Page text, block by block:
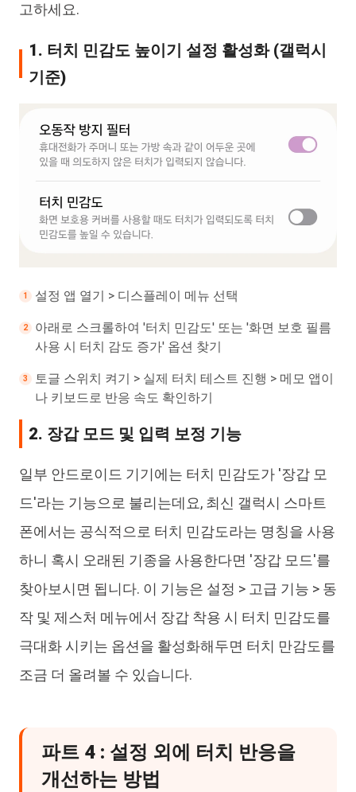
고하세요.
1. 터치 민감도 높이기 설정 활성화 (갤럭시
기준)
설정 앱 열기 > 디스플레이 메뉴 선택
아래로 스크롤하여 '터치 민감도' 또는 '화면 보호 필름
사용 시 터치 감도 증가' 옵션 찾기
토글 스위치 켜기 > 실제 터치 테스트 진행 > 메모 앱이
나 키보드로 반응 속도 확인하기
2. 장갑 모드 및 입력 보정 기능
일부 안드로이드 기기에는 터치 민감도가 '장갑 모
드'라는 기능으로 불리는데요, 최신 갤럭시 스마트
폰에서는 공식적으로 터치 민감도라는 명칭을 사용
하니 혹시 오래된 기종을 사용한다면 '장갑 모드'를
찾아보시면 됩니다. 이 기능은 설정 > 고급 기능 > 동
작 및 제스처 메뉴에서 장갑 착용 시 터치 민감도를
극대화 시키는 옵션을 활성화해두면 터치 만감도를
조금 더 올려볼 수 있습니다.
파트 4 : 설정 외에 터치 반응을
개선하는 방법